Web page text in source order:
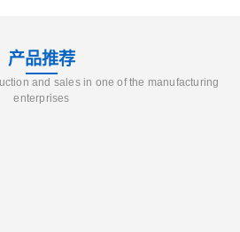
产品推荐
and sales in one of the manufacturing
enterprises